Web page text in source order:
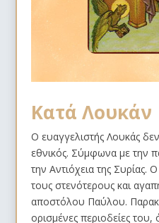
Κατά Λουκάν
Ο ευαγγελιστής Λουκάς
εθνικός. Σύμφωνα με την
την Αντιόχεια της Συρίας.
τους στενότερους και
αποστόλου Παύλου.
ορισμένες περιοδείες